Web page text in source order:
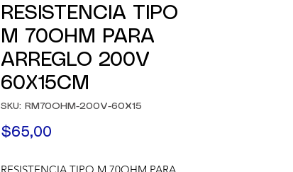
RESISTENCIA TIPO
M 70OHM PARA
ARREGLO 200V
60X15CM
SKU: RM70OHM-200V-60X15
$65,00